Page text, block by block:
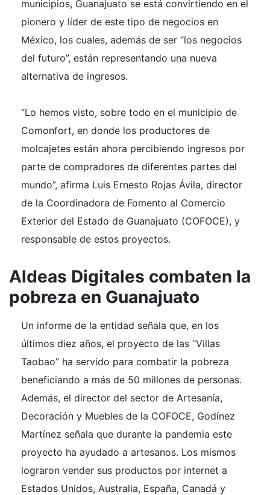
municipios, Guanajuato se está convirtiendo en el
pionero y líder de este tipo de negocios en
México, los cuales, además de ser “los negocios
del futuro”, están representando una nueva
alternativa de ingresos.
“Lo hemos visto, sobre todo en el municipio de
Comonfort, en donde los productores de
molcajetes están ahora percibiendo ingresos por
parte de compradores de diferentes partes del
mundo”, afirma Luis Ernesto Rojas Ávila, director
de la Coordinadora de Fomento al Comercio
Exterior del Estado de Guanajuato (COFOCE), y
responsable de estos proyectos.
Aldeas Digitales combaten la
pobreza en Guanajuato
Un informe de la entidad señala que, en los
últimos diez años, el proyecto de las “Villas
Taobao” ha servido para combatir la pobreza
beneficiando a más de 50 millones de personas.
Además, el director del sector de Artesanía,
Decoración y Muebles de la COFOCE, Godínez
Martínez señala que durante la pandemia este
proyecto ha ayudado a artesanos. Los mismos
lograron vender sus productos por internet a
Estados Unidos, Australia, España, Canadá y